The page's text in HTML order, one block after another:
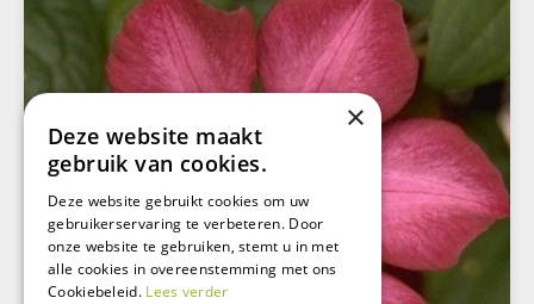
×
Deze website maakt
gebruik van cookies.
Deze website gebruikt cookies om uw
gebruikerservaring te verbeteren. Door
onze website te gebruiken, stemt u in met
alle cookies in overeenstemming met ons
Cookiebeleid. Lees verder